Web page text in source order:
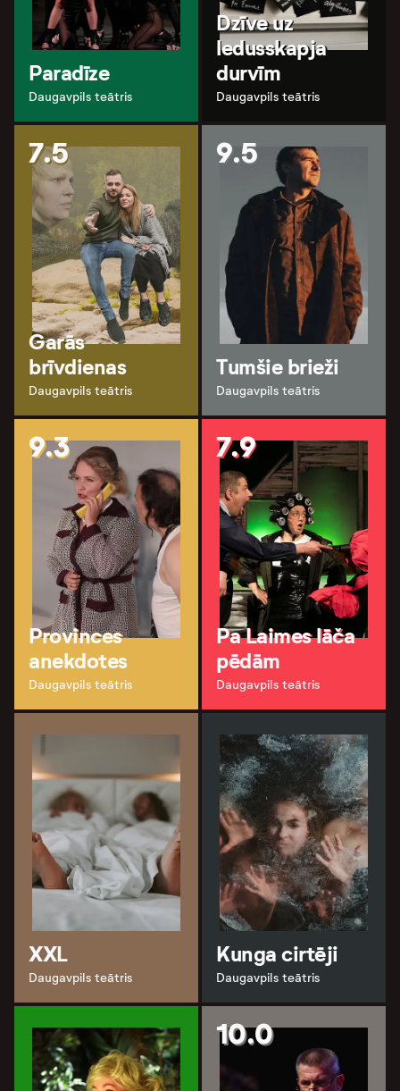
Paradīze
Daugavpils teātris
Dzīve uz
ledusskapja
durvīm
Daugavpils teātris
7.5
Garās
brīvdienas
Daugavpils teātris
9.5
Tumšie brieži
Daugavpils teātris
9.3
Provinces
anekdotes
Daugavpils teātris
7.9
Pa Laimes lāča
pēdām
Daugavpils teātris
XXL
Daugavpils teātris
Kunga cirtēji
Daugavpils teātris
10.0